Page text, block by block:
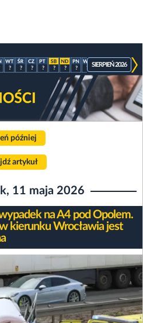
? ? ? ? ? ? ? ? ? ? ?
SIERPIEŃ 2026
później
artykuł
11 maja 2026
na A4 pod Opolem.
kierunku Wrocławia jest